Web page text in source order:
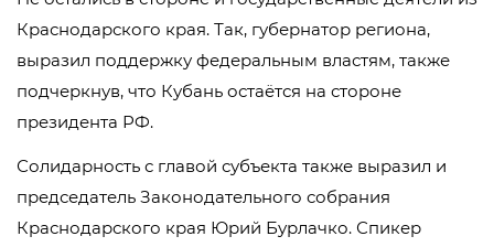
Краснодарского края. Так, губернатор региона,
выразил поддержку федеральным властям, также
подчеркнув, что Кубань остаётся на стороне
президента РФ.
Солидарность с главой субъекта также выразил и
председатель Законодательного собрания
Краснодарского края Юрий Бурлачко. Спикер